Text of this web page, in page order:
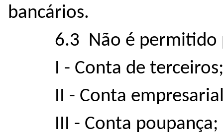
bancários.
6.3 Não é permitido
I - Conta de
II - Conta
III - Conta poupança;